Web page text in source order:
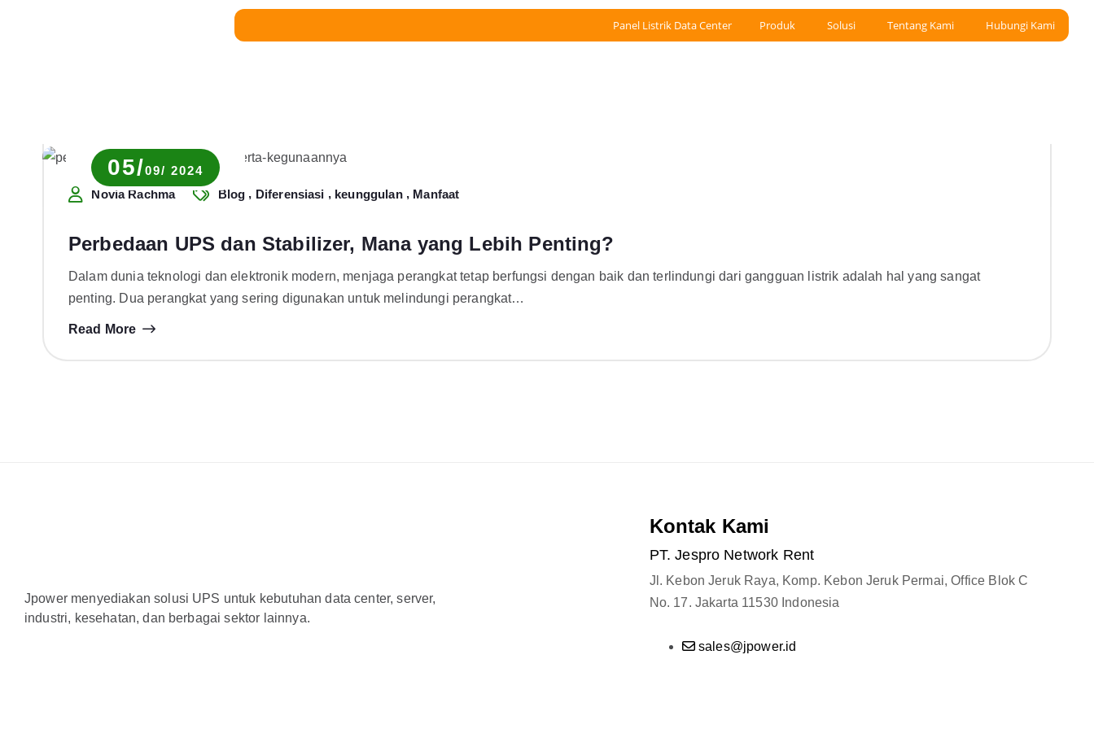
Panel Listrik Data Center Produk Solusi Tentang Kami Hubungi Kami
05/09/ 2024
Novia Rachma
Blog , Diferensiasi , keunggulan, Manfaat
Perbedaan UPS dan Stabilizer, Mana yang Lebih Penting?
Dalam dunia teknologi dan elektronik modern, menjaga perangkat tetap berfungsi dengan baik dan terlindungi dari gangguan listrik adalah hal yang sangat
penting. Dua perangkat yang sering digunakan untuk melindungi perangkat…
Read More
Jpower menyediakan solusi UPS untuk kebutuhan data center, server,
industri, kesehatan, dan berbagai sektor lainnya.
Kontak Kami
PT. Jespro Network Rent
Jl. Kebon Jeruk Raya, Komp. Kebon Jeruk Permai, Office Blok C
No. 17. Jakarta 11530 Indonesia
sales@jpower.id